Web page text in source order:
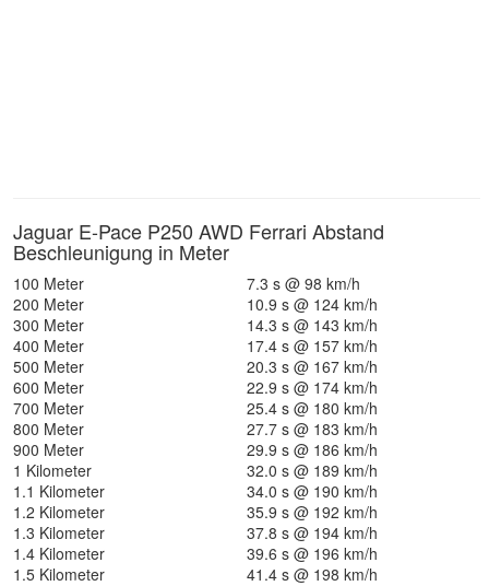
Jaguar E-Pace P250 AWD Ferrari Abstand
Beschleunigung in Meter
100 Meter
7.3 s @ 98 km/h
200 Meter
10.9 s @ 124 km/h
300 Meter
14.3 s @ 143 km/h
400 Meter
17.4 s @ 157 km/h
500 Meter
20.3 s @ 167 km/h
600 Meter
22.9 s @ 174 km/h
700 Meter
25.4 s @ 180 km/h
800 Meter
27.7 s @ 183 km/h
900 Meter
29.9 s @ 186 km/h
1 Kilometer
32.0 s @ 189 km/h
1.1 Kilometer
34.0 s @ 190 km/h
1.2 Kilometer
35.9 s @ 192 km/h
1.3 Kilometer
37.8 s @ 194 km/h
1.4 Kilometer
39.6 s @ 196 km/h
1.5 Kilometer
41.4 s @ 198 km/h